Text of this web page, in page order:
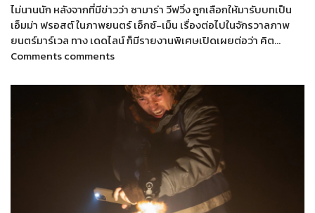
ไม่นานนัก หลังจากที่มีข่าวว่า ซามาร่า วีฟวิ่ง ถูกเลือกให้มารับบทเป็น
เอ็มม่า ฟรอสต์ ในภาพยนตร์ เอ็กซ์-เม็น เรื่องต่อไปในจักรวาลภาพ
ยนตร์มาร์เวล ทาง เดดไลน์ ก็มีรายงานพิเศษเปิดเผยต่อว่า คิต…
Comments comments